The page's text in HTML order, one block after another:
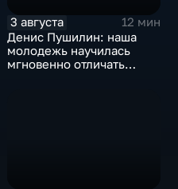
3 августа
12 мин
Денис Пушилин: наша
молодежь научилась
мгновенно отличать